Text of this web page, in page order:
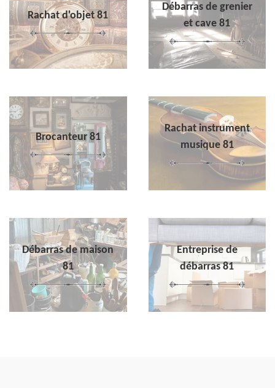
Rachat d'objet 81
Débarras de grenier
et cave 81
Brocanteur 81
Rachat instrument
musique 81
Débarras de maison
81
Entreprise de
débarras 81